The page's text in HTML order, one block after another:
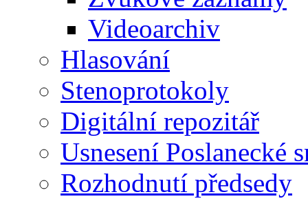
Videoarchiv
Hlasování
Stenoprotokoly
Digitální repozitář
Usnesení Poslanecké
Rozhodnutí předsedy